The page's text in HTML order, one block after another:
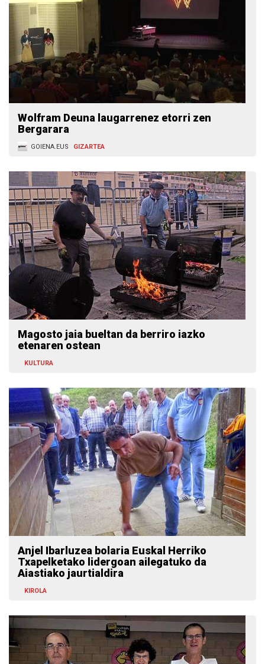
Wolfram Deuna laugarrenez etorri zen
Bergarara
GOIENA.EUS GIZARTEA
Magosto jaia bueltan da berriro iazko
etenaren ostean
KULTURA
Anjel Ibarluzea bolaria Euskal Herriko
Txapelketako lidergoan ailegatuko da
Aiastiako jaurtialdira
KIROLA